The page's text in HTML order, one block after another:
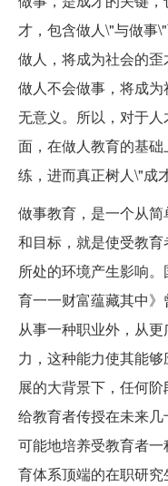
才，包含做人\"与做事
做人，将成为社会的
做人不会做事，将成
无意义。所以，对于
面，在做人教育的基
练，进而真正树人\"成才
做事教育，是一个从
和目标，就是使受教
所处的环境产生影响
育一一财富蕴藏其中
从事一种职业外，从
力，这种能力使其能
展的大背景下，任何
给教育者传授在未来
可能地培养受教育者
育体系顶端的在职研